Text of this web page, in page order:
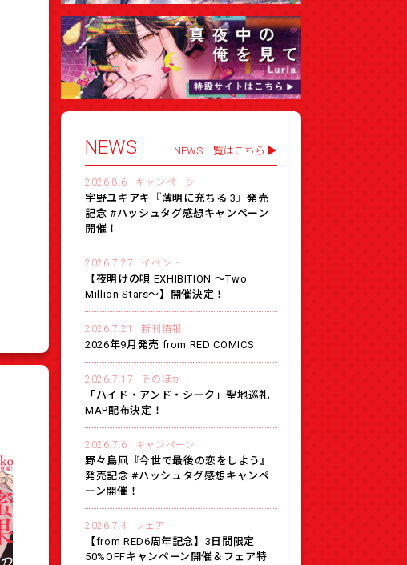
NEWS NEWS一覧はこちら
2026.8.6 キャンペーン
宇野ユキアキ『薄明に充ちる 3』発売
記念 #ハッシュタグ感想キャンペーン
開催！
2026.7.27 イベント
【夜明けの唄 EXHIBITION 〜Two
Million Stars〜】開催決定！
2026.7.21 新刊情報
2026年9月発売 from RED COMICS
2026.7.17 そのほか
「ハイド・アンド・シーク」聖地巡礼
MAP配布決定！
2026.7.6 キャンペーン
野々島凧『今世で最後の恋をしよう』
発売記念 #ハッシュタグ感想キャンペ
ーン開催！
2026.7.4 フェア
【from RED6周年記念】3日間限定
50%OFFキャンペーン開催＆フェア特